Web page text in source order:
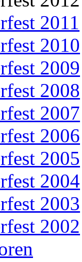
2011
2010
2009
2008
2007
2006
2005
2004
2003
2002